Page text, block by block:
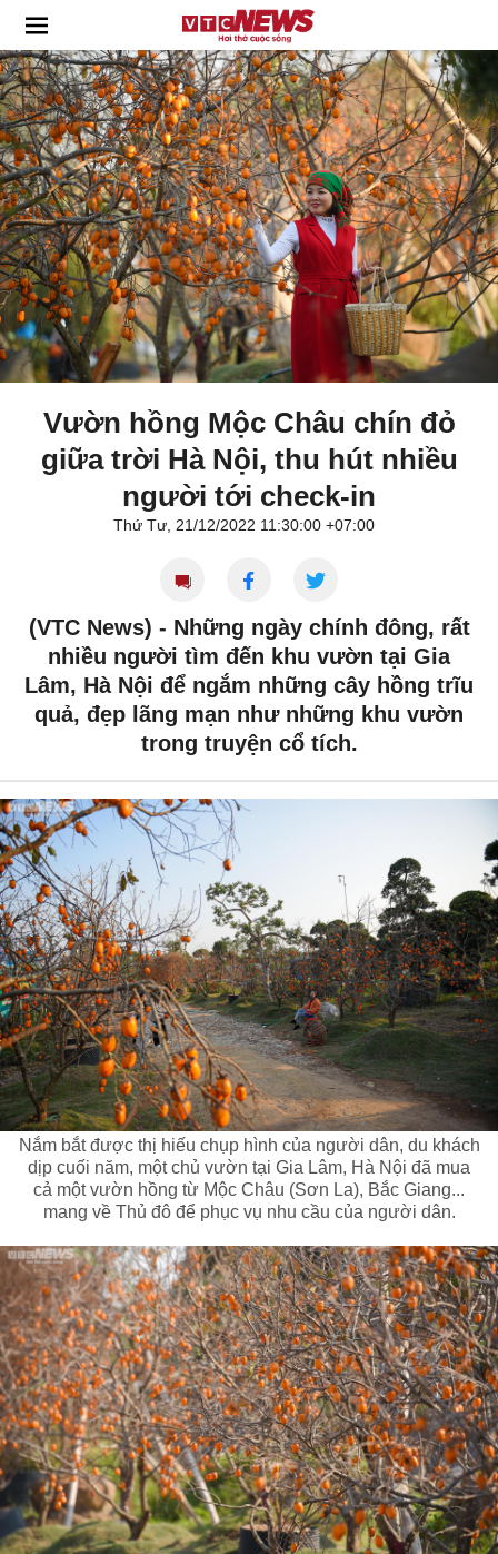
Vườn hồng Mộc Châu chín đỏ
giữa trời Hà Nội, thu hút nhiều
người tới check-in
Thứ Tư, 21/12/2022 11:30:00 +07:00
(VTC News) - Những ngày chính đông, rất
nhiều người tìm đến khu vườn tại Gia
Lâm, Hà Nội để ngắm những cây hồng trĩu
quả, đẹp lãng mạn như những khu vườn
trong truyện cổ tích.
Nắm bắt được thị hiếu chụp hình của người dân, du khách
dịp cuối năm, một chủ vườn tại Gia Lâm, Hà Nội đã mua
cả một vườn hồng từ Mộc Châu (Sơn La), Bắc Giang...
mang về Thủ đô để phục vụ nhu cầu của người dân.